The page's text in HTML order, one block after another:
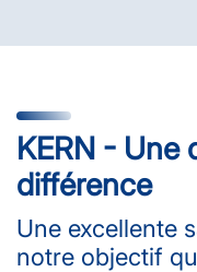
KERN - Une
différence
Une excellente
notre objectif